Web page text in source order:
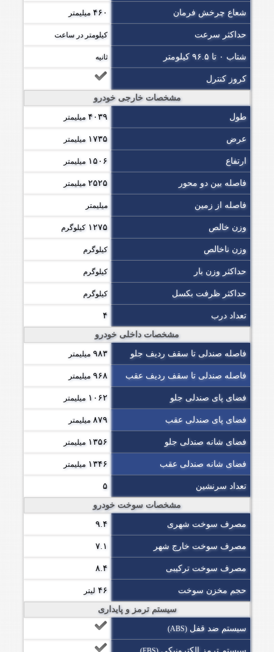
شعاع چرخش فرمان ۴۶۰ میلیمتر
حداکثر سرعت کیلومتر در ساعت
شتاب ۰ تا ۹۶.۵ کیلومتر ثانیه
کروز کنترل
مشخصات خارجی خودرو
طول ۴۰۳۹ میلیمتر
عرض ۱۷۳۵ میلیمتر
ارتفاع ۱۵۰۶ میلیمتر
فاصله بین دو محور ۲۵۲۵ میلیمتر
فاصله از زمین میلیمتر
وزن خالص ۱۲۷۵ کیلوگرم
وزن ناخالص کیلوگرم
حداکثر وزن بار کیلوگرم
حداکثر ظرفت بکسل کیلوگرم
تعداد درب ۴
مشخصات داخلی خودرو
فاصله صندلی تا سقف ردیف جلو ۹۸۳ میلیمتر
فاصله صندلی تا سقف ردیف عقب ۹۶۸ میلیمتر
فضای پای صندلی جلو ۱۰۶۲ میلیمتر
فضای پای صندلی عقب ۸۷۹ میلیمتر
فضای شانه صندلی جلو ۱۳۵۶ میلیمتر
فضای شانه صندلی عقب ۱۳۴۶ میلیمتر
تعداد سرنشین ۵
مشخصات سوخت خودرو
مصرف سوخت شهری ۹.۴
مصرف سوخت خارج شهر ۷.۱
مصرف سوخت ترکیبی ۸.۴
حجم مخزن سوخت ۴۶ لیتر
سیستم ترمز و پایداری
سیستم ضد قفل (ABS)